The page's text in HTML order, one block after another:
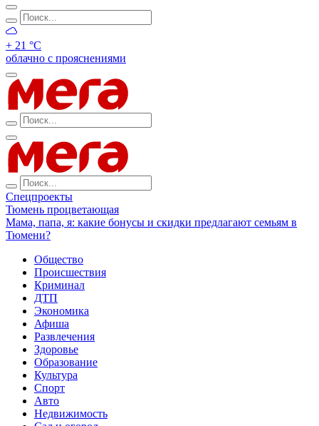
+ 21 °С
облачно с прояснениями
Спецпроекты
Тюмень процветающая
Мама, папа, я: какие бонусы и скидки предлагают семьям в
Тюмени?
Общество
Происшествия
Криминал
ДТП
Экономика
Афиша
Развлечения
Здоровье
Образование
Культура
Спорт
Авто
Недвижимость